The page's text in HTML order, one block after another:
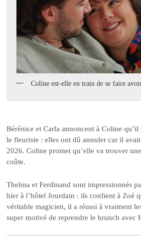
Coline est-elle en train de se faire
Bérénice et Carla annoncent à Coline
le fleuriste : elles ont dû annuler car il
2026. Coline promet qu’elle va trouver
coûte.
Thelma et Ferdinand sont impressionnés
hier à l’hôtel Jourdain : ils confient à Zoé
véritable magicien, il a réussi à vraiment
super motivé de reprendre le brunch avec